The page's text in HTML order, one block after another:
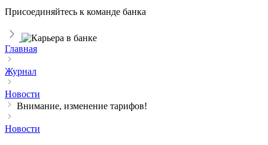
Присоединяйтесь к команде банка
Главная
Журнал
Новости
Внимание, изменение тарифов!
Новости